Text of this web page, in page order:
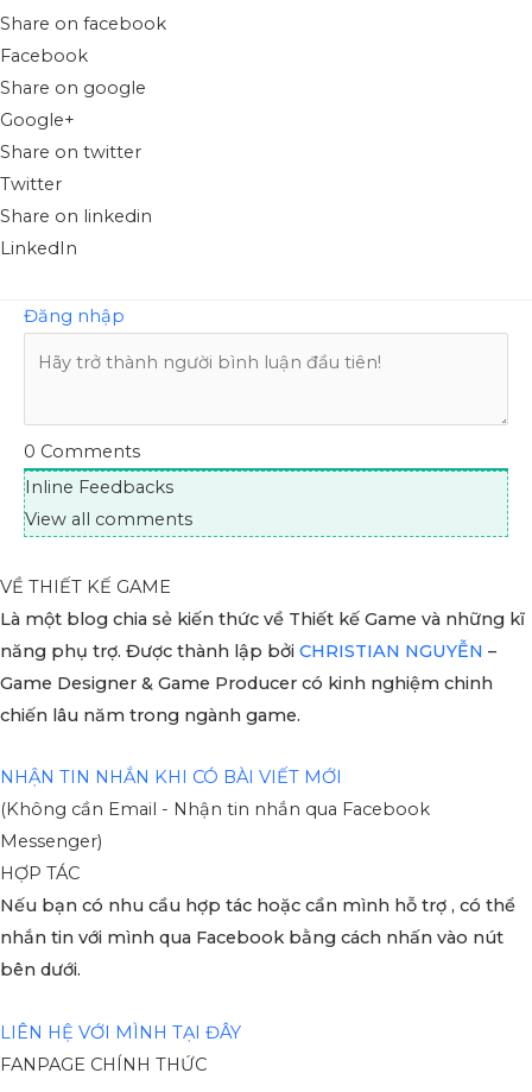
Share on facebook
Facebook
Share on google
Google+
Share on twitter
Twitter
Share on linkedin
LinkedIn
Đăng nhập
0 Comments
Inline Feedbacks
View all comments
VỀ THIẾT KẾ GAME
Là một blog chia sẻ kiến thức về Thiết kế Game và những kĩ
năng phụ trợ. Được thành lập bởi CHRISTIAN NGUYỄN –
Game Designer & Game Producer có kinh nghiệm chinh
chiến lâu năm trong ngành game.
NHẬN TIN NHẮN KHI CÓ BÀI VIẾT MỚI
(Không cần Email - Nhận tin nhắn qua Facebook
Messenger)
HỢP TÁC
Nếu bạn có nhu cầu hợp tác hoặc cần mình hỗ trợ , có thể
nhắn tin với mình qua Facebook bằng cách nhấn vào nút
bên dưới.
LIÊN HỆ VỚI MÌNH TẠI ĐÂY
FANPAGE CHÍNH THỨC